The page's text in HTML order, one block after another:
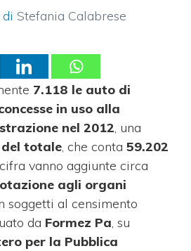
di Stefania Calabrese
7.118 le auto di
in uso alla
nel 2012 , una
del totale , che conta 59.202
cifra vanno aggiunte circa
agli organi
soggetti al censimento
da Formez Pa , su
per la Pubblica